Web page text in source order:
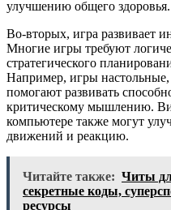
улучшению общего здоровья.
Во-вторых, игра развивает
Многие игры требуют
стратегического
Например, игры
помогают развивать
критическому мышлению.
компьютере также могут
движений и реакцию.
Читайте также: Читы
секретные коды,
ресурсы